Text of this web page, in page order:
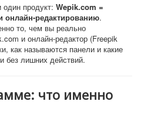
один продукт: Wepik.com =
онлайн-редактированию.
то, чем вы реально
и онлайн-редактор (Freepik
как называются панели и какие
без лишних действий.
что именно